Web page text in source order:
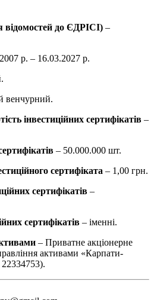
відомостей до ЄДРІСІ) –
р. – 16.03.2027 р.
венчурний.
інвестиційних сертифікатів –
– 50.000.000 шт.
сертифіката – 1,00 грн.
сертифікатів –
сертифікатів – іменні.
– Приватне акціонерне
активами «Карпати-